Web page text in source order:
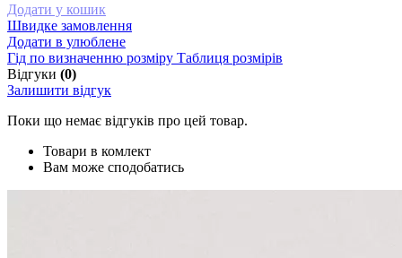
Додати у кошик
Швидке замовлення
Додати в улюблене
Гід по визначенню розміру Таблиця розмірів
Відгуки (0)
Залишити відгук
Поки що немає відгуків про цей товар.
Товари в комлект
Вам може сподобатись